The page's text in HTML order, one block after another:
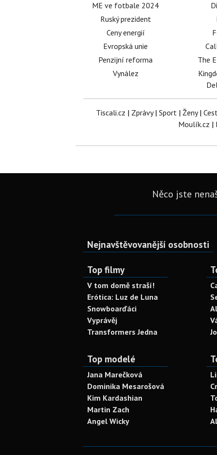
ME ve fotbale 2024
Ruský prezident
Ceny energií
Evropská unie
Penzijní reforma
Vynález
The
Tiscali.cz | Zprávy| Sport| Ženy|
Moulík.cz |
Něco jste
Nejnavštěvovanější osobnosti
Top filmy
V tom domě straší!
Erótica: Luz de Luna
Snowboarďáci
Vyprávěj
Transformers Jedna
Top modelé
Jana Marečková
Dominika Mesarošová
Kim Kardashian
Martin Zach
Angel Wicky